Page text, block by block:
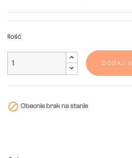
Ilość
DODAJ
 Obecnie brak na stanie